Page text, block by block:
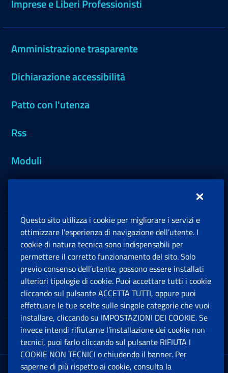
Imprese e Liberi Professionisti
Amministrazione trasparente
Dichiarazione accessibilità
Patto con l'utenza
Rss
Moduli
Sedi e Contatti
Software
Note Legali
App mobile
Questo sito utilizza i cookie per migliorare i servizi e
ottimizzare l’esperienza di navigazione dell’utente. I
cookie di natura tecnica sono indispensabili per
permettere il corretto funzionamento del sito. Solo
previo consenso dell’utente, possono essere installati
ulteriori tipologie di cookie. Puoi accettare tutti i cookie
cliccando sul pulsante ACCETTA TUTTI, oppure puoi
effettuare le tue scelte sulle singole categorie che vuoi
installare, cliccando su IMPOSTAZIONI DEI COOKIE. Se
invece intendi rifiutarne l’installazione dei cookie non
tecnici, puoi farlo cliccando sul pulsante RIFIUTA I
COOKIE NON TECNICI o chiudendo il banner. Per
saperne di più rispetto ai cookie, consulta la